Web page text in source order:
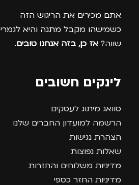
אתם מכירים את הריגוש הזה
כשמישהו מקבל מתנה והיא לגמרי
שווה? אז כן, בזה אנחנו טובים.
לינקים חשובים
סוואג מיתוג לעסקים
הרשמה למועדון החברים שלנו
הצהרת נגישות
שאלות נפוצות
מדיניות משלוחים והחזרות
מדיניות החזר כספי